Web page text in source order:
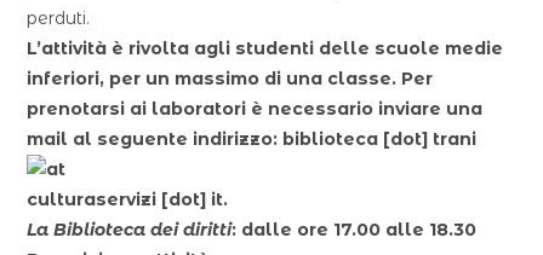
perduti.
L’attività è rivolta agli studenti delle scuole medie
inferiori, per un massimo di una classe. Per
prenotarsi ai laboratori è necessario inviare una
mail al seguente indirizzo: biblioteca [dot] trani
culturaservizi [dot] it.
La Biblioteca dei diritti: dalle ore 17.00 alle 18.30